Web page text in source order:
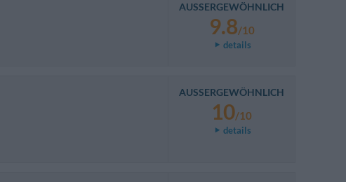
AUSSERGEWÖHNLICH
9.8/10
details
AUSSERGEWÖHNLICH
10/10
details